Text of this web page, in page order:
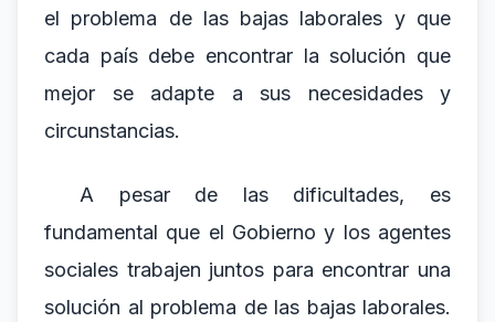
el problema de las bajas laborales y que
cada país debe encontrar la solución que
mejor se adapte a sus necesidades y
circunstancias.
A pesar de las dificultades, es
fundamental que el Gobierno y los agentes
sociales trabajen juntos para encontrar una
solución al problema de las bajas laborales.